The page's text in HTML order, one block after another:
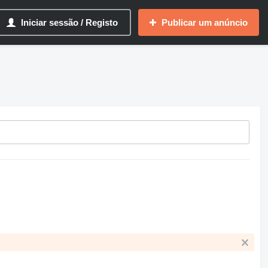
Iniciar sessão / Registo Publicar um anúncio